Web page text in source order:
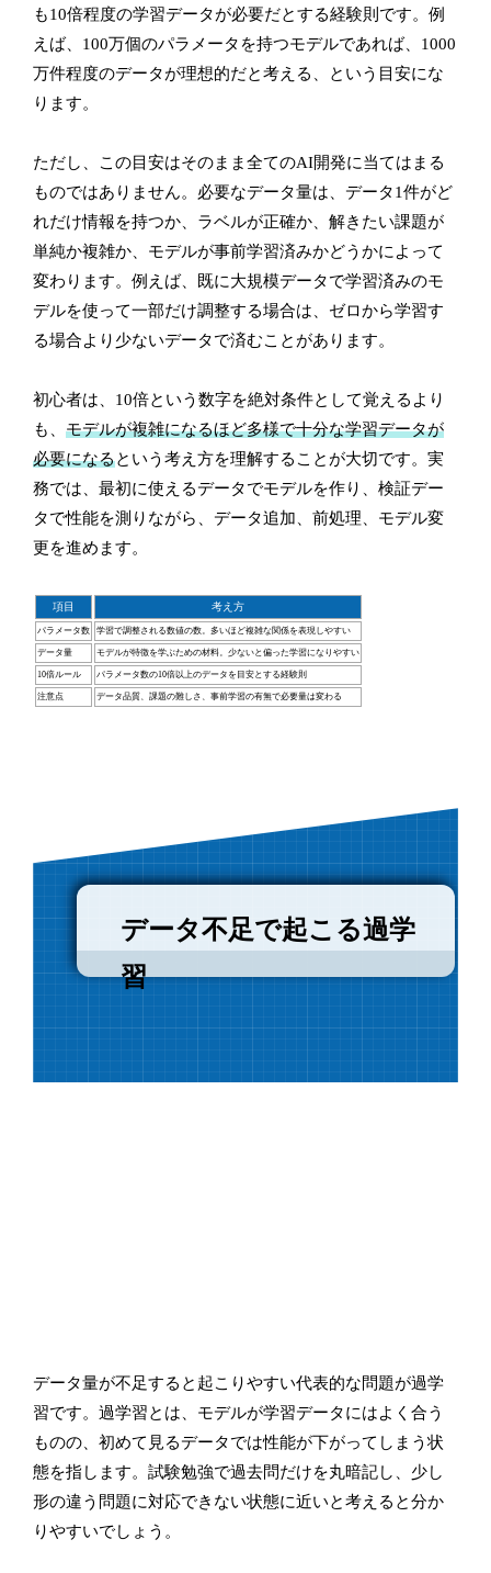
も10倍程度の学習データが必要だとする経験則です。例
えば、100万個のパラメータを持つモデルであれば、1000
万件程度のデータが理想的だと考える、という目安にな
ります。
ただし、この目安はそのまま全てのAI開発に当てはまる
ものではありません。必要なデータ量は、データ1件がど
れだけ情報を持つか、ラベルが正確か、解きたい課題が
単純か複雑か、モデルが事前学習済みかどうかによって
変わります。例えば、既に大規模データで学習済みのモ
デルを使って一部だけ調整する場合は、ゼロから学習す
る場合より少ないデータで済むことがあります。
初心者は、10倍という数字を絶対条件として覚えるより
も、モデルが複雑になるほど多様で十分な学習データが
必要になるという考え方を理解することが大切です。実
務では、最初に使えるデータでモデルを作り、検証デー
タで性能を測りながら、データ追加、前処理、モデル変
更を進めます。
項目 考え方
パラメータ数 学習で調整される数値の数。多いほど複雑な関係を表現しやすい
データ量 モデルが特徴を学ぶための材料。少ないと偏った学習になりやすい
10倍ルール パラメータ数の10倍以上のデータを目安とする経験則
注意点 データ品質、課題の難しさ、事前学習の有無で必要量は変わる
データ不足で起こる過学
習
データ量が不足すると起こりやすい代表的な問題が過学
習です。過学習とは、モデルが学習データにはよく合う
ものの、初めて見るデータでは性能が下がってしまう状
態を指します。試験勉強で過去問だけを丸暗記し、少し
形の違う問題に対応できない状態に近いと考えると分か
りやすいでしょう。